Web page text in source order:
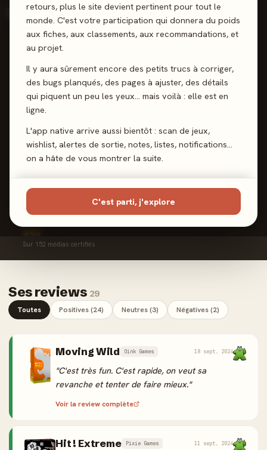
retours, plus le site devient pertinent pour tout le
monde. C'est votre participation qui donnera du poids
aux fiches, aux classements, aux recommandations, et
au projet.
Il y aura sûrement encore des petits trucs à corriger,
des bugs planqués, des pages à ajuster, des détails
qui piquent un peu les yeux… mais voilà : elle est en
ligne.
L'app native arrive aussi bientôt : scan de jeux,
wishlist, alertes de sortie, notes, listes, notifications…
on a hâte de vous montrer la suite.
C'est parti, j'explore
Équilibré
Rarement négatif
Cartes
17% de ses avis
FRÉQUENCE
Depuis 2024
Gigamic
6 jeux couverts
Sur 152 médias certifiés
Ses reviews 29
Toutes Positives (24) Neutres (3) Négatives (2)
Moving Wild Oink Games 18 sept. 2024
"C'est très fun. C'est rapide, on veut sa
revanche et tenter de faire mieux."
Voir la review complète
Hit ! Extreme Pixie Games 11 sept. 2024